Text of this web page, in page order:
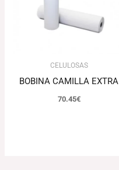
CELULOSAS
BOBINA CAMILLA EXTRA
70.45€